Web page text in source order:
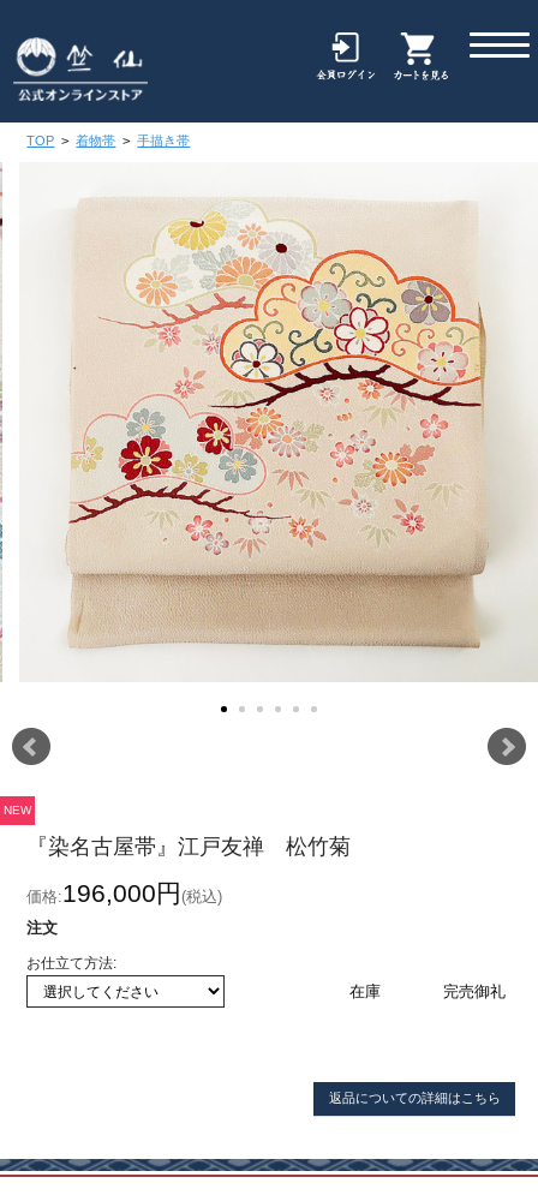
TOP > 着物帯 > 手描き帯
NEW
『染名古屋帯』江戸友禅 松竹菊
価格:196,000円(税込)
注文
お仕立て方法:
在庫 完売御礼
返品についての詳細はこちら